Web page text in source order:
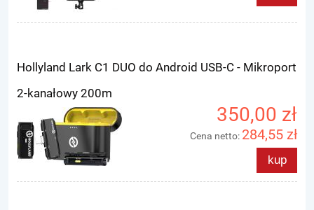
Hollyland Lark C1 DUO do Android USB-C - Mikroport
2-kanałowy 200m
350,00 zł
Cena netto: 284,55 zł
kup